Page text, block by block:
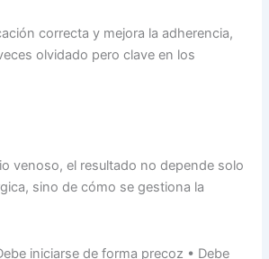
correcta y mejora la adherencia,
olvidado pero clave en los
venoso, el resultado no depende solo
sino de cómo se gestiona la
iniciarse de forma precoz • Debe